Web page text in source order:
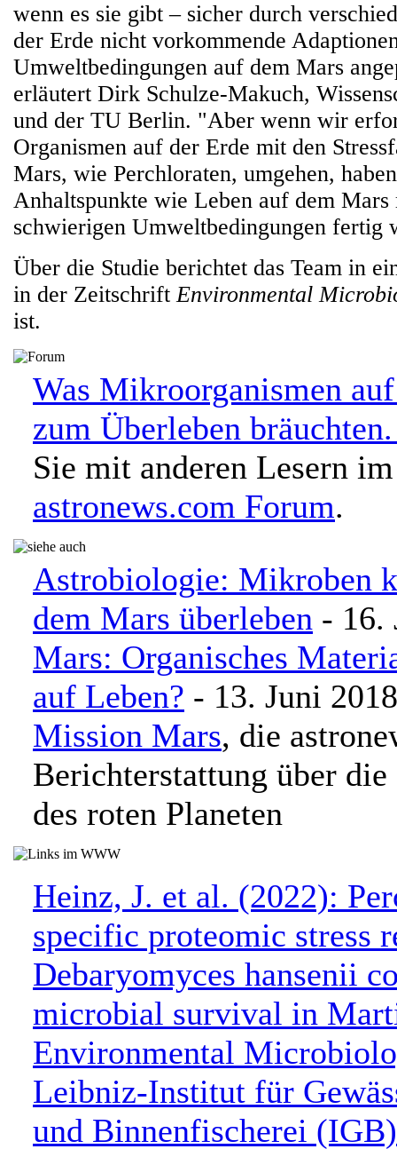
wenn es sie gibt – sicher durch
der Erde nicht vorkommende
Umweltbedingungen auf dem Mars
erläutert Dirk Schulze-Makuch,
und der TU Berlin. "Aber wenn wir
Organismen auf der Erde mit den
Mars, wie Perchloraten, umgehen,
Anhaltspunkte wie Leben auf dem Mars
schwierigen Umweltbedingungen fertig
Über die Studie berichtet das Team in
in der Zeitschrift Environmental
ist.
Was Mikroorganismen
zum Überleben
Sie mit anderen Lesern im
astronews.com Forum.
Astrobiologie: Mikroben
dem Mars überleben - 16.
Mars: Organisches
auf Leben? - 13. Juni 2018
Mission Mars, die
Berichterstattung über
des roten Planeten
Heinz, J. et al. (2022):
specific proteomic stress
Debaryomyces hansenii
microbial survival in
Environmental
Leibniz-Institut für
und Binnenfischerei (IGB)